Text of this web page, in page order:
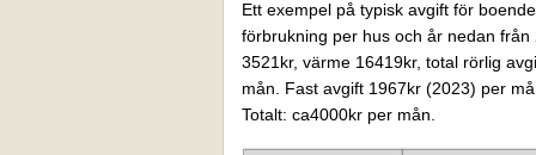
Ett exempel på typisk avgift för
förbrukning per hus och år nedan
3521kr, värme 16419kr, total rörlig
mån. Fast avgift 1967kr (2023) per
Totalt: ca4000kr per mån.